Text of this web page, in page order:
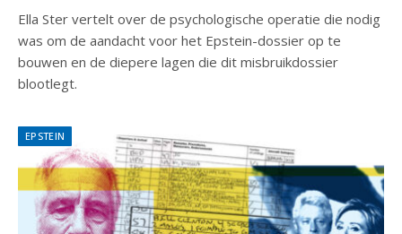
Ella Ster vertelt over de psychologische operatie die nodig
was om de aandacht voor het Epstein-dossier op te
bouwen en de diepere lagen die dit misbruikdossier
blootlegt.
EPSTEIN